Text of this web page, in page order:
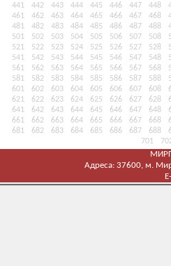
441
442 443 444 445 446 447 448
461
462 463 464 465 466 467 468
481
482 483 484 485 486 487 488
501
502 503 504 505 506 507 508
521
522 523 524 525 526 527 528
541
542 543 544 545 546 547 548
561
562 563 564 565 566 567 568
581
582 583 584 585 586 587 588
601
602 603 604 605 606 607 608
621
622 623 624 625 626 627 628
641
642 643 644 645 646 647 648
661
662 663 664 665 666 667 668
681
682 683 684 685 686 687 688
701
Адреса: 37600, м.